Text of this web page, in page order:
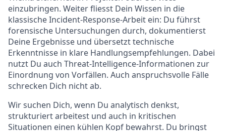
einzubringen. Weiter fliesst Dein Wissen in die
klassische Incident-Response-Arbeit ein: Du führst
forensische Untersuchungen durch, dokumentierst
Deine Ergebnisse und übersetzt technische
Erkenntnisse in klare Handlungsempfehlungen. Dabei
nutzt Du auch Threat-Intelligence-Informationen zur
Einordnung von Vorfällen. Auch anspruchsvolle Fälle
schrecken Dich nicht ab.
Wir suchen Dich, wenn Du analytisch denkst,
strukturiert arbeitest und auch in kritischen
Situationen einen kühlen Kopf bewahrst. Du bringst